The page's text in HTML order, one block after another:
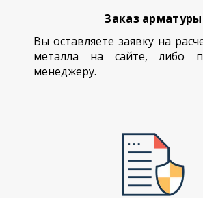
Заказ арматуры
Вы оставляете заявку на
металла на сайте, либо
менеджеру.